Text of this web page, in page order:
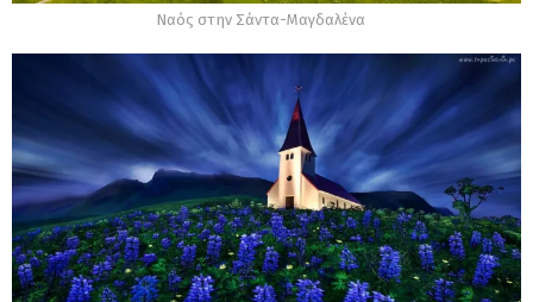
Ναός στην Σάντα-Μαγδαλένα